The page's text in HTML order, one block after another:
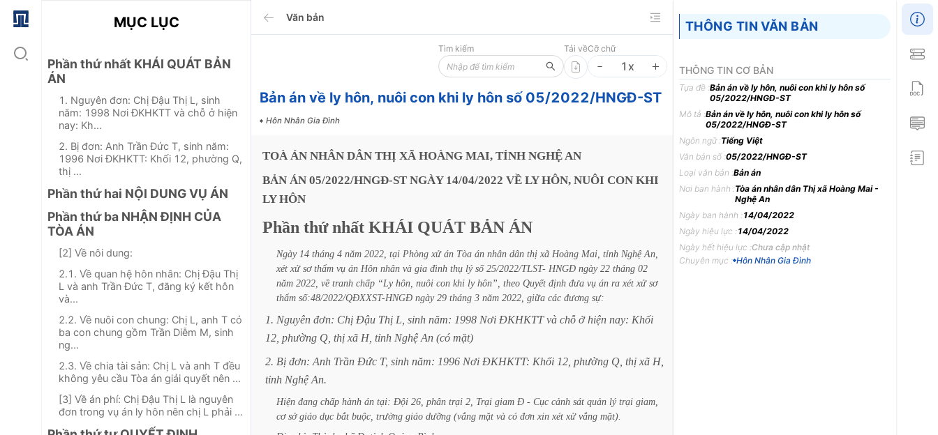
MỤC LỤC
Phần thứ nhất KHÁI QUÁT BẢN
ÁN
1. Nguyên đơn: Chị Đậu Thị L, sinh
năm: 1998 Nơi ĐKHKTT và chỗ ở hiện
nay: Kh...
2. Bị đơn: Anh Trần Đức T, sinh năm:
1996 Nơi ĐKHKTT: Khối 12, phường Q,
thị ...
Phần thứ hai NỘI DUNG VỤ ÁN
Phần thứ ba NHẬN ĐỊNH CỦA
TÒA ÁN
[2] Về nôi dung:
2.1. Về quan hệ hôn nhân: Chị Đậu Thị
L và anh Trần Đức T, đăng ký kết hôn
và...
2.2. Về nuôi con chung: Chị L, anh T có
ba con chung gồm Trần Diễm M, sinh
ng...
2.3. Về chia tài sản: Chị L và anh T đều
không yêu cầu Tòa án giải quyết nên ...
[3] Về án phí: Chị Đậu Thị L là nguyên
đơn trong vụ án ly hôn nên chị L phải ...
Văn bản
Tìm kiếm Tải vềCỡ chữ
1 x
Bản án về ly hôn, nuôi con khi ly hôn số 05/2022/HNGĐ-ST
Hôn Nhân Gia Đình
TOÀ ÁN NHÂN DÂN THỊ XÃ HOÀNG MAI, TỈNH NGHỆAN
BẢN ÁN 05/2022/HNGĐ-ST NGÀY 14/04/2022 VỀ LY HÔN, NUÔI CON KHI
LY HÔN
Phần thứ nhất KHÁI QUÁT BẢN ÁN
Ngày 14 tháng 4 năm 2022, tại Phòng xử án Tòa án nhân dân thị xã Hoàng Mai, tỉnh Nghệ An,
xét xử sơ thẩm vụ án Hôn nhân và gia đình thụ lý số 25/2022/TLST- HNGĐ ngày 22 tháng 02
năm 2022, về tranh chấp “Ly hôn, nuôi con khi ly hôn”, theo Quyết định đưa vụ án ra xét xử sơ
thẩm số:48/2022/QĐXXST-HNGĐ ngày 29 tháng 3 năm 2022, giữa các đương sự:
1. Nguyên đơn: Chị Đậu Thị L, sinh năm: 1998 Nơi ĐKHKTT và chỗ ở hiện nay: Khối
12, phường Q, thị xã H, tỉnh Nghệ An (có mặt)
2. Bị đơn: Anh Trần Đức T, sinh năm: 1996 Nơi ĐKHKTT: Khối 12, phường Q, thị xã H,
tỉnh Nghệ An.
Hiện đang chấp hành án tại: Đội 26, phân trại 2, Trại giam Đ - Cục cảnh sát quản lý trại giam,
cơ sở giáo dục bắt buộc, trường giáo dưỡng (vắng mặt và có đơn xin xét xử vắng mặt).
THÔNG TIN VĂN BẢN
THÔNG TIN CƠ BẢN
Tựa đề :Bản án về ly hôn, nuôi con khi ly hôn số
05/2022/HNGĐ-ST
Mô tả :Bản án về ly hôn, nuôi con khi ly hôn số
05/2022/HNGĐ-ST
Ngôn ngữ :Tiếng Việt
Văn bản số :05/2022/HNGĐ-ST
Loại văn bản :Bản án
Nơi ban hành :Tòa án nhân dân Thị xã Hoàng Mai -
Nghệ An
Ngày ban hành :14/04/2022
Ngày hiệu lực :14/04/2022
Ngày hết hiệu lực :Chưa cập nhật
Chuyên mục : Hôn Nhân Gia Đình